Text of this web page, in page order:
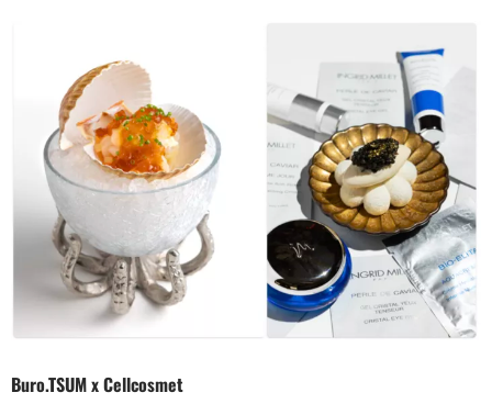
Buro.TSUM x Cellcosmet